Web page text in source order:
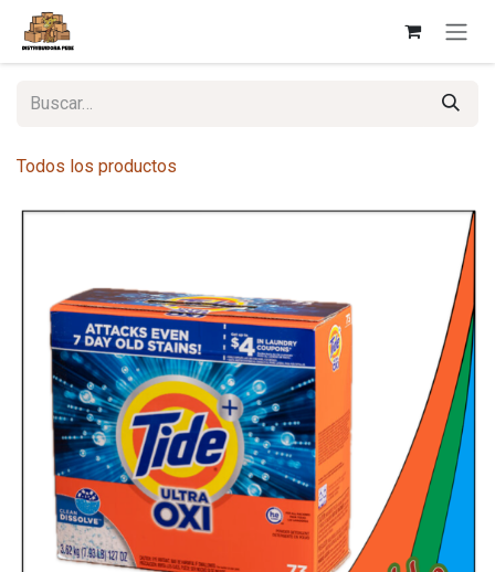
Ir al contenido
Todos los productos